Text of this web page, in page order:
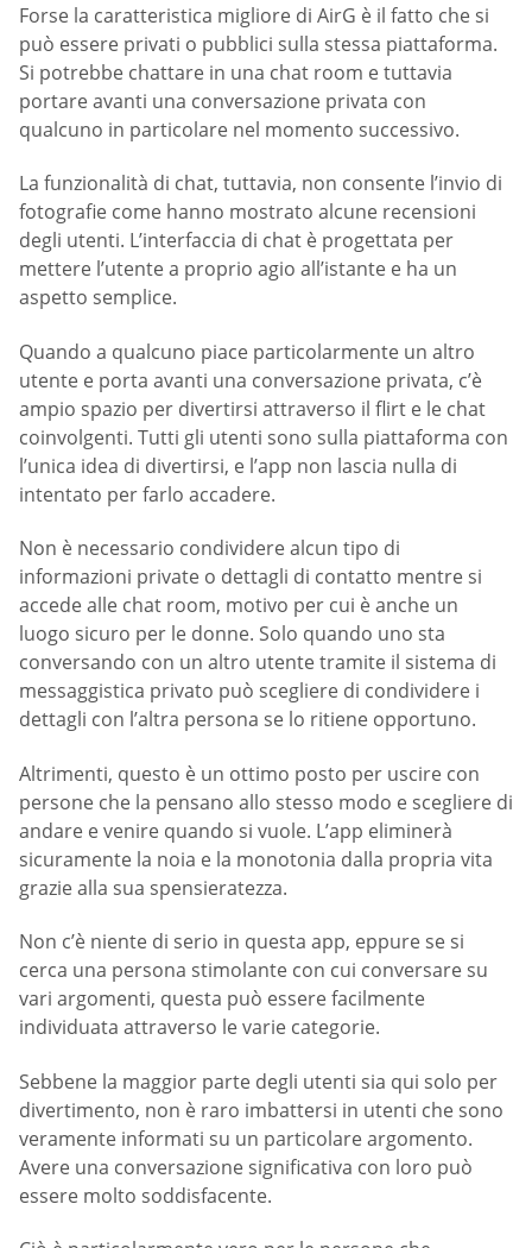
Forse la caratteristica migliore di AirG è il fatto che si
può essere privati o pubblici sulla stessa piattaforma.
Si potrebbe chattare in una chat room e tuttavia
portare avanti una conversazione privata con
qualcuno in particolare nel momento successivo.
La funzionalità di chat, tuttavia, non consente l’invio di
fotografie come hanno mostrato alcune recensioni
degli utenti. L’interfaccia di chat è progettata per
mettere l’utente a proprio agio all’istante e ha un
aspetto semplice.
Quando a qualcuno piace particolarmente un altro
utente e porta avanti una conversazione privata, c’è
ampio spazio per divertirsi attraverso il flirt e le chat
coinvolgenti. Tutti gli utenti sono sulla piattaforma con
l’unica idea di divertirsi, e l’app non lascia nulla di
intentato per farlo accadere.
Non è necessario condividere alcun tipo di
informazioni private o dettagli di contatto mentre si
accede alle chat room, motivo per cui è anche un
luogo sicuro per le donne. Solo quando uno sta
conversando con un altro utente tramite il sistema di
messaggistica privato può scegliere di condividere i
dettagli con l’altra persona se lo ritiene opportuno.
Altrimenti, questo è un ottimo posto per uscire con
persone che la pensano allo stesso modo e scegliere di
andare e venire quando si vuole. L’app eliminerà
sicuramente la noia e la monotonia dalla propria vita
grazie alla sua spensieratezza.
Non c’è niente di serio in questa app, eppure se si
cerca una persona stimolante con cui conversare su
vari argomenti, questa può essere facilmente
individuata attraverso le varie categorie.
Sebbene la maggior parte degli utenti sia qui solo per
divertimento, non è raro imbattersi in utenti che sono
veramente informati su un particolare argomento.
Avere una conversazione significativa con loro può
essere molto soddisfacente.